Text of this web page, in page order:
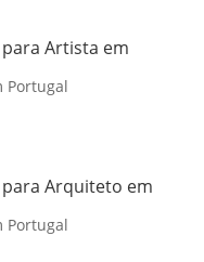
Artista em
Portugal
Arquiteto em
Portugal